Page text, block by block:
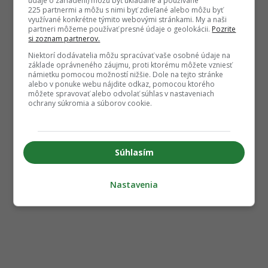
225 partnermi a môžu s nimi byť zdieľané alebo môžu byť
využívané konkrétne týmito webovými stránkami. My a naši
partneri môžeme používať presné údaje o geolokácii. Pozrite
si zoznam partnerov.
Niektorí dodávatelia môžu spracúvať vaše osobné údaje na
základe oprávneného záujmu, proti ktorému môžete vzniesť
námietku pomocou možností nižšie. Dole na tejto stránke
alebo v ponuke webu nájdite odkaz, pomocou ktorého
môžete spravovať alebo odvolať súhlas v nastaveniach
ochrany súkromia a súborov cookie.
Súhlasím
Nastavenia